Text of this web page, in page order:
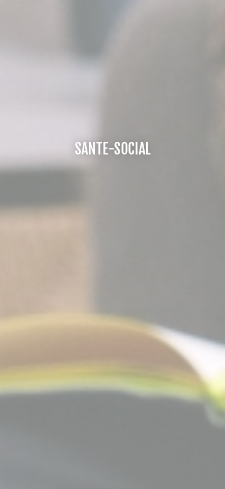
SANTE-SOCIAL